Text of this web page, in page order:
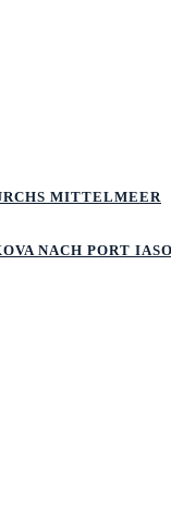
MITTELMEER
NACH PORT